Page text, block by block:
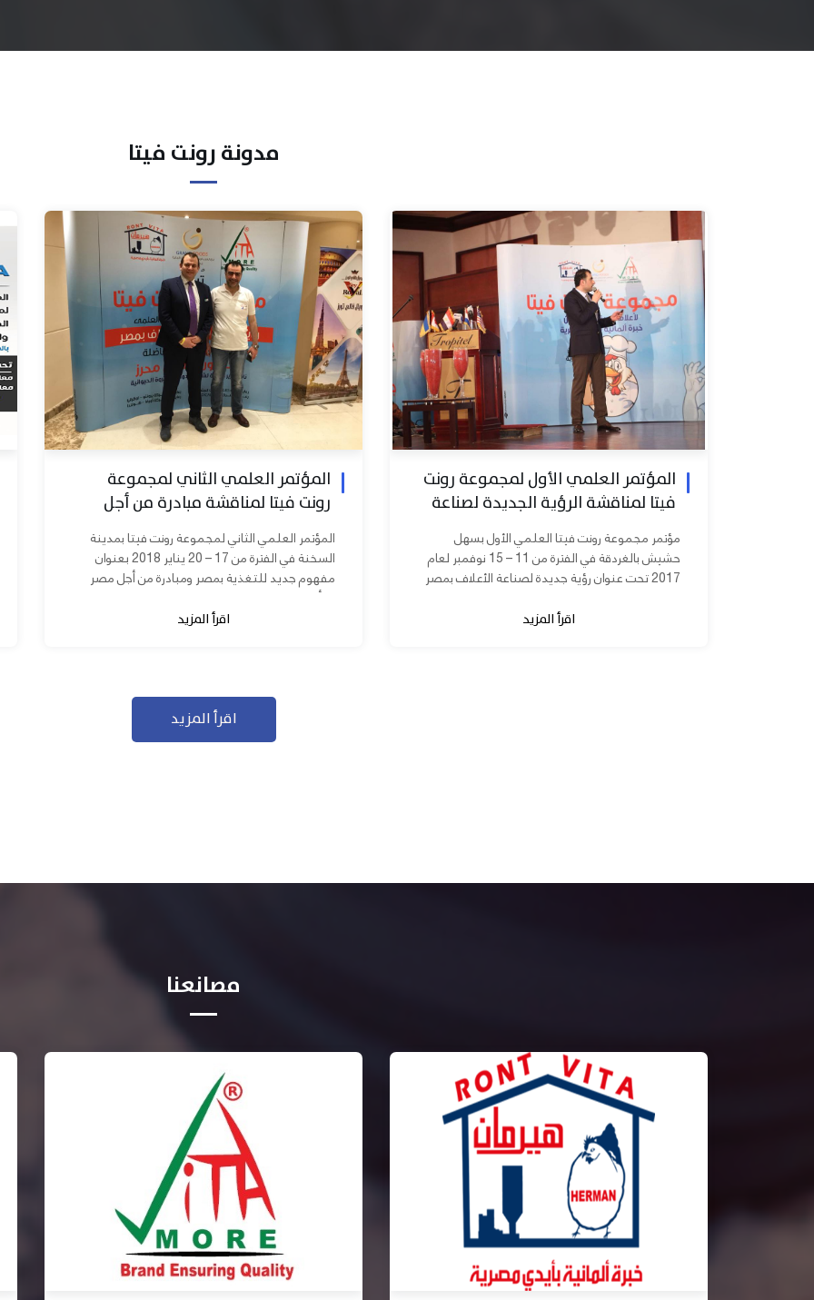
مدونة رونت فيتا
المؤتمر العلمي الأول لمجموعة رونت
فيتا لمناقشة الرؤية الجديدة لصناعة
الأعلاف بمصر
مؤتمر مجموعة رونت فيتا العلمي الأول بسهل
حشيش بالغردقة في الفترة من 11 – 15 نوفمبر لعام
2017 تحت عنوان رؤية جديدة لصناعة الأعلاف بمصر
اقرأ المزيد
المؤتمر العلمي الثاني لمجموعة
رونت فيتا لمناقشة مبادرة من أجل
مصر ابدأ مشروعك
المؤتمر العلمي الثاني لمجموعة رونت فيتا بمدينة
السخنة في الفترة من 17 – 20 يناير 2018 بعنوان
مفهوم جديد للتغذية بمصر ومبادرة من أجل مصر
ابدأ مشروعك بحضور عدد كبير من...
اقرأ المزيد
اقرأ المزيد
مصانعنا